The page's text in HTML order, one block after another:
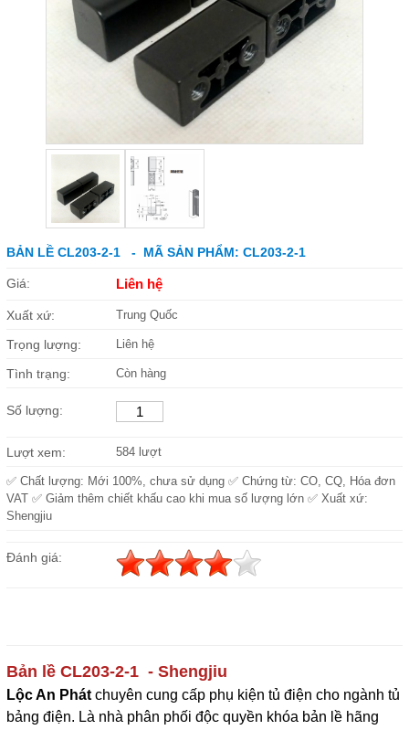
BẢN LỀ CL203-2-1 - MÃ SẢN PHẨM: CL203-2-1
Giá: Liên hệ
Xuất xứ: Trung Quốc
Trọng lượng: Liên hệ
Tình trạng: Còn hàng
Số lượng:
Lượt xem: 584 lượt
✅ Chất lượng: Mới 100%, chưa sử dụng ✅ Chứng từ: CO, CQ, Hóa đơn
VAT ✅ Giảm thêm chiết khấu cao khi mua số lượng lớn ✅ Xuất xứ:
Shengjiu
Đánh giá:
Bản lề CL203-2-1 - Shengjiu
Lộc An Phátchuyên cung cấp phụ kiện tủ điện cho ngành tủ
bảng điện. Là nhà phân phối độc quyền khóa bản lề hãng